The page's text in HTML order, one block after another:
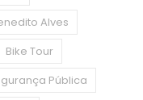
Alves
Bike Tour
Pública